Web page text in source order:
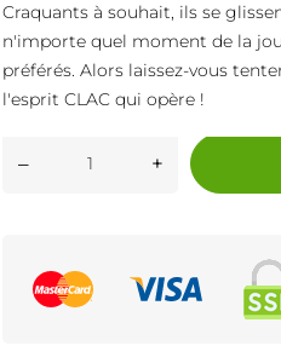
Craquants à souhait, ils se
n'importe quel moment de la
préférés. Alors laissez-vous
l'esprit CLAC qui opère !
– +